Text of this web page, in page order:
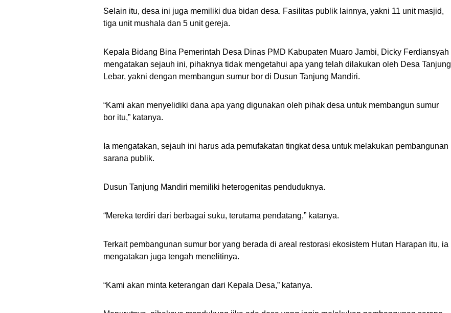
Selain itu, desa ini juga memiliki dua bidan desa. Fasilitas publik lainnya, yakni 11 unit masjid,
tiga unit mushala dan 5 unit gereja.
Kepala Bidang Bina Pemerintah Desa Dinas PMD Kabupaten Muaro Jambi, Dicky Ferdiansyah
mengatakan sejauh ini, pihaknya tidak mengetahui apa yang telah dilakukan oleh Desa Tanjung
Lebar, yakni dengan membangun sumur bor di Dusun Tanjung Mandiri.
“Kami akan menyelidiki dana apa yang digunakan oleh pihak desa untuk membangun sumur
bor itu,” katanya.
Ia mengatakan, sejauh ini harus ada pemufakatan tingkat desa untuk melakukan pembangunan
sarana publik.
Dusun Tanjung Mandiri memiliki heterogenitas penduduknya.
“Mereka terdiri dari berbagai suku, terutama pendatang,” katanya.
Terkait pembangunan sumur bor yang berada di areal restorasi ekosistem Hutan Harapan itu, ia
mengatakan juga tengah menelitinya.
“Kami akan minta keterangan dari Kepala Desa,” katanya.